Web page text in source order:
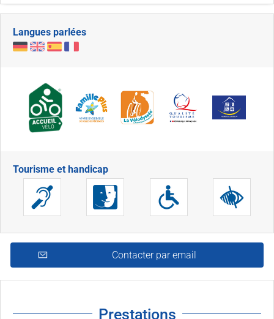
Langues parlées
Tourisme et handicap
Contacter par email
Prestations